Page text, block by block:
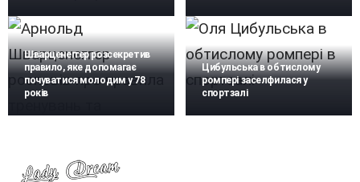
Шварценеггер розсекретив
правило, яке допомагає
почуватися молодим у 78
років
Цибульська в обтислому
ромпері заселфилася у
спортзалі